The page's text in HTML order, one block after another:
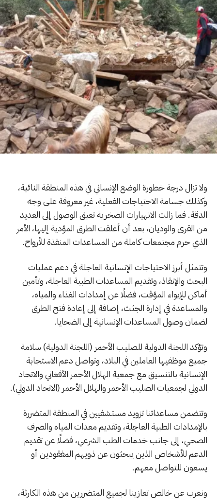
ولا تزال درجة خطورة الوضع الإنساني في هذه المنطقة النائية،
وكذلك جسامة الاحتياجات الفعلية، غير معروفة على وجه
الدقة. فما زالت الانهيارات الصخرية تعيق الوصول إلى العديد
من القرى والوديان، بعد أن أغلقت الطرق المؤدية إليها، الأمر
الذي حرم مجتمعات كاملة من المساعدات المنقذة للأرواح.
وتتمثل أبرز الاحتياجات الإنسانية العاجلة في دعم عمليات
البحث والإنقاذ، وتقديم المساعدات الطبية العاجلة، وتأمين
أماكن للإيواء المؤقت، فضلًا عن إمدادات الغذاء والمياه،
والمساعدة في إدارة الجثث، إضافة إلى إعادة فتح الطرق
لضمان وصول المساعدات الإنسانية إلى الضحايا.
وتؤكد اللجنة الدولية للصليب الأحمر (اللجنة الدولية) سلامة
جميع موظفيها العاملين في البلاد، وتواصل دعم الاستجابة
الإنسانية بالتنسيق مع جمعية الهلال الأحمر الأفغاني والاتحاد
الدولي لجمعيات الصليب الأحمر والهلال الأحمر (الاتحاد الدولي).
وتتضمن مساعداتنا تزويد مستشفيين في المنطقة المتضررة
بالإمدادات الطبية العاجلة، وتقديم معدات المياه والصرف
الصحي، إلى جانب خدمات الطب الشرعي، فضلًا عن تقديم
الدعم للأشخاص الذين يبحثون عن ذويهم المفقودين أو
يسعون للتواصل معهم.
ونعرب عن خالص تعازينا لجميع المتضررين من هذه الكارثة،